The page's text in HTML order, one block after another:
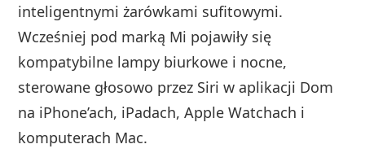
inteligentnymi żarówkami sufitowymi.
Wcześniej pod marką Mi pojawiły się
kompatybilne lampy biurkowe i nocne,
sterowane głosowo przez Siri w aplikacji Dom
na iPhone’ach, iPadach, Apple Watchach i
komputerach Mac.